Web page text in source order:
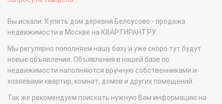
Вы искали: Купить дом деревня Белоусово - продажа
недвижимости в Москве на КВАРТИРАНТ.РУ
Мы регулярно пополняем нашу базу и уже скоро тут будут
новые объявления. Объявления в нашей базе по
недвижимости наполняются вручную собственниками и
хозяевами квартир, комнат, домов и других помещений.
Так же рекомендуем поискать нужную Вам информацию на